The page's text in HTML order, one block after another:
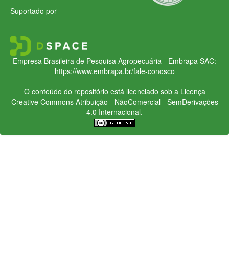
Suportado por
Empresa Brasileira de Pesquisa Agropecuária - Embrapa SAC:
https://www.embrapa.br/fale-conosco
O conteúdo do repositório está licenciado sob a Licença
Creative CommonsAtribuição - NãoComercial - SemDerivações
4.0 Internacional.